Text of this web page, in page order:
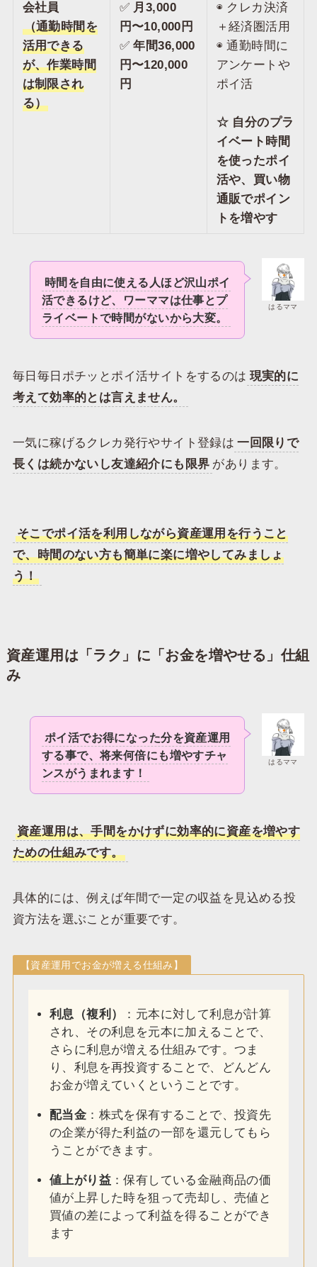
会社員
（通勤時間を
活用できる
が、作業時間
は制限され
る）
✅️ 月3,000
円〜10,000円
✅️年間36,000
円〜120,000
円
◉ クレカ決済
＋経済圏活用
◉ 通勤時間に
アンケートや
ポイ活
☆ 自分のプラ
イベート時間
を使ったポイ
活や、買い物
通販でポイン
トを増やす
はるママ
時間を自由に使える人ほど沢山ポイ
活できるけど、ワーママは仕事とプ
ライベートで時間がないから大変。
毎日毎日ポチッとポイ活サイトをするのは 現実的に
考えて効率的とは言えません。
一気に稼げるクレカ発行やサイト登録は 一回限りで
長くは続かないし友達紹介にも限界 があります。
そこでポイ活を利用しながら資産運用を行うこと
で、時間のない方も簡単に楽に増やしてみましょ
う！
資産運用は「ラク」に「お金を増やせる」仕組
み
はるママ
ポイ活でお得になった分を資産運用
する事で、将来何倍にも増やすチャ
ンスがうまれます！
資産運用は、手間をかけずに効率的に資産を増やす
ための仕組みです。
具体的には、例えば年間で一定の収益を見込める投
資方法を選ぶことが重要です。
【資産運用でお金が増える仕組み】
利息（複利）
：元本に対して利息が計算
され、その利息を元本に加えることで、
さらに利息が増える仕組みです。つま
り、利息を再投資することで、どんどん
お金が増えていくということです。
配当金 ：株式を保有することで、投資先
の企業が得た利益の一部を還元してもら
うことができます。
値上がり益：保有している金融商品の価
値が上昇した時を狙って売却し、売値と
買値の差によって利益を得ることができ
ます